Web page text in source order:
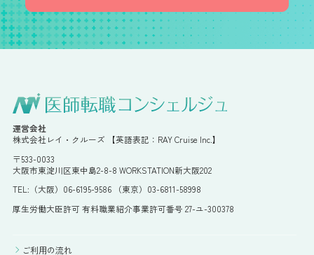
運営会社
株式会社レイ・クルーズ 【英語表記：RAY Cruise Inc.】
〒533-0033
大阪市東淀川区東中島2-8-8 WORKSTATION新大阪202
TEL:（大阪）06-6195-9586 （東京）03-6811-58998
厚生労働大臣許可 有料職業紹介事業許可番号 27-ユ-300378
ご利用の流れ